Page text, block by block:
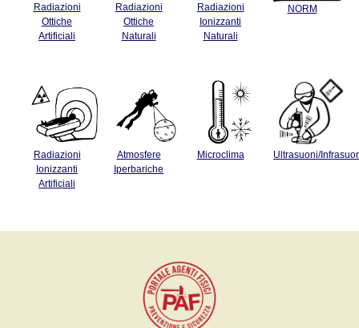
Radiazioni
Ottiche
Artificiali
Radiazioni
Ottiche
Naturali
Radiazioni
Ionizzanti
Naturali
NORM
Radiazioni
Ionizzanti
Artificiali
Atmosfere
Iperbariche
Microclima Ultrasuoni/